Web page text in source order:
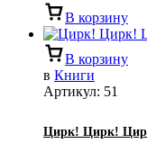
В корзину
В корзину
в Книги
Артикул: 51
Цирк! Цирк!